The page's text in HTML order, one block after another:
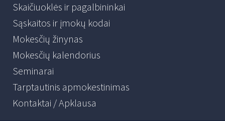
Skaičiuoklės ir pagalbininkai
Sąskaitos ir įmokų kodai
Mokesčių žinynas
Mokesčių kalendorius
Seminarai
Tarptautinis apmokestinimas
Kontaktai / Apklausa